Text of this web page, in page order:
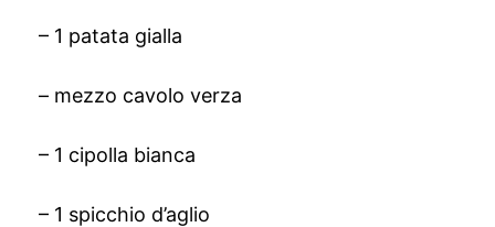
– 1 patata gialla
– mezzo cavolo verza
– 1 cipolla bianca
– 1 spicchio d’aglio